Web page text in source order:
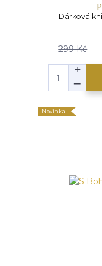
Dárková
299 Kč
Novinka